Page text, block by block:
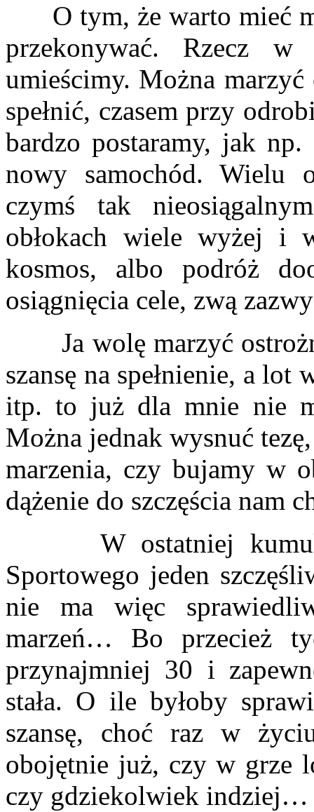
O tym, że warto mieć
przekonywać. Rzecz
umieścimy. Można marzyć
spełnić, czasem przy
bardzo postaramy, jak
nowy samochód. Wielu
czymś tak
obłokach wiele wyżej i
kosmos, albo podróż
osiągnięcia cele, zwą
Ja wolę marzyć
szansę na spełnienie, a
itp. to już dla mnie nie
Można jednak wysnuć
marzenia, czy bujamy w
dążenie do szczęścia nam
W ostatniej
Sportowego jeden
nie ma więc
marzeń… Bo przecież
przynajmniej 30 i
stała. O ile byłoby
szansę, choć raz w
obojętnie już, czy w grze
czy gdziekolwiek indziej…